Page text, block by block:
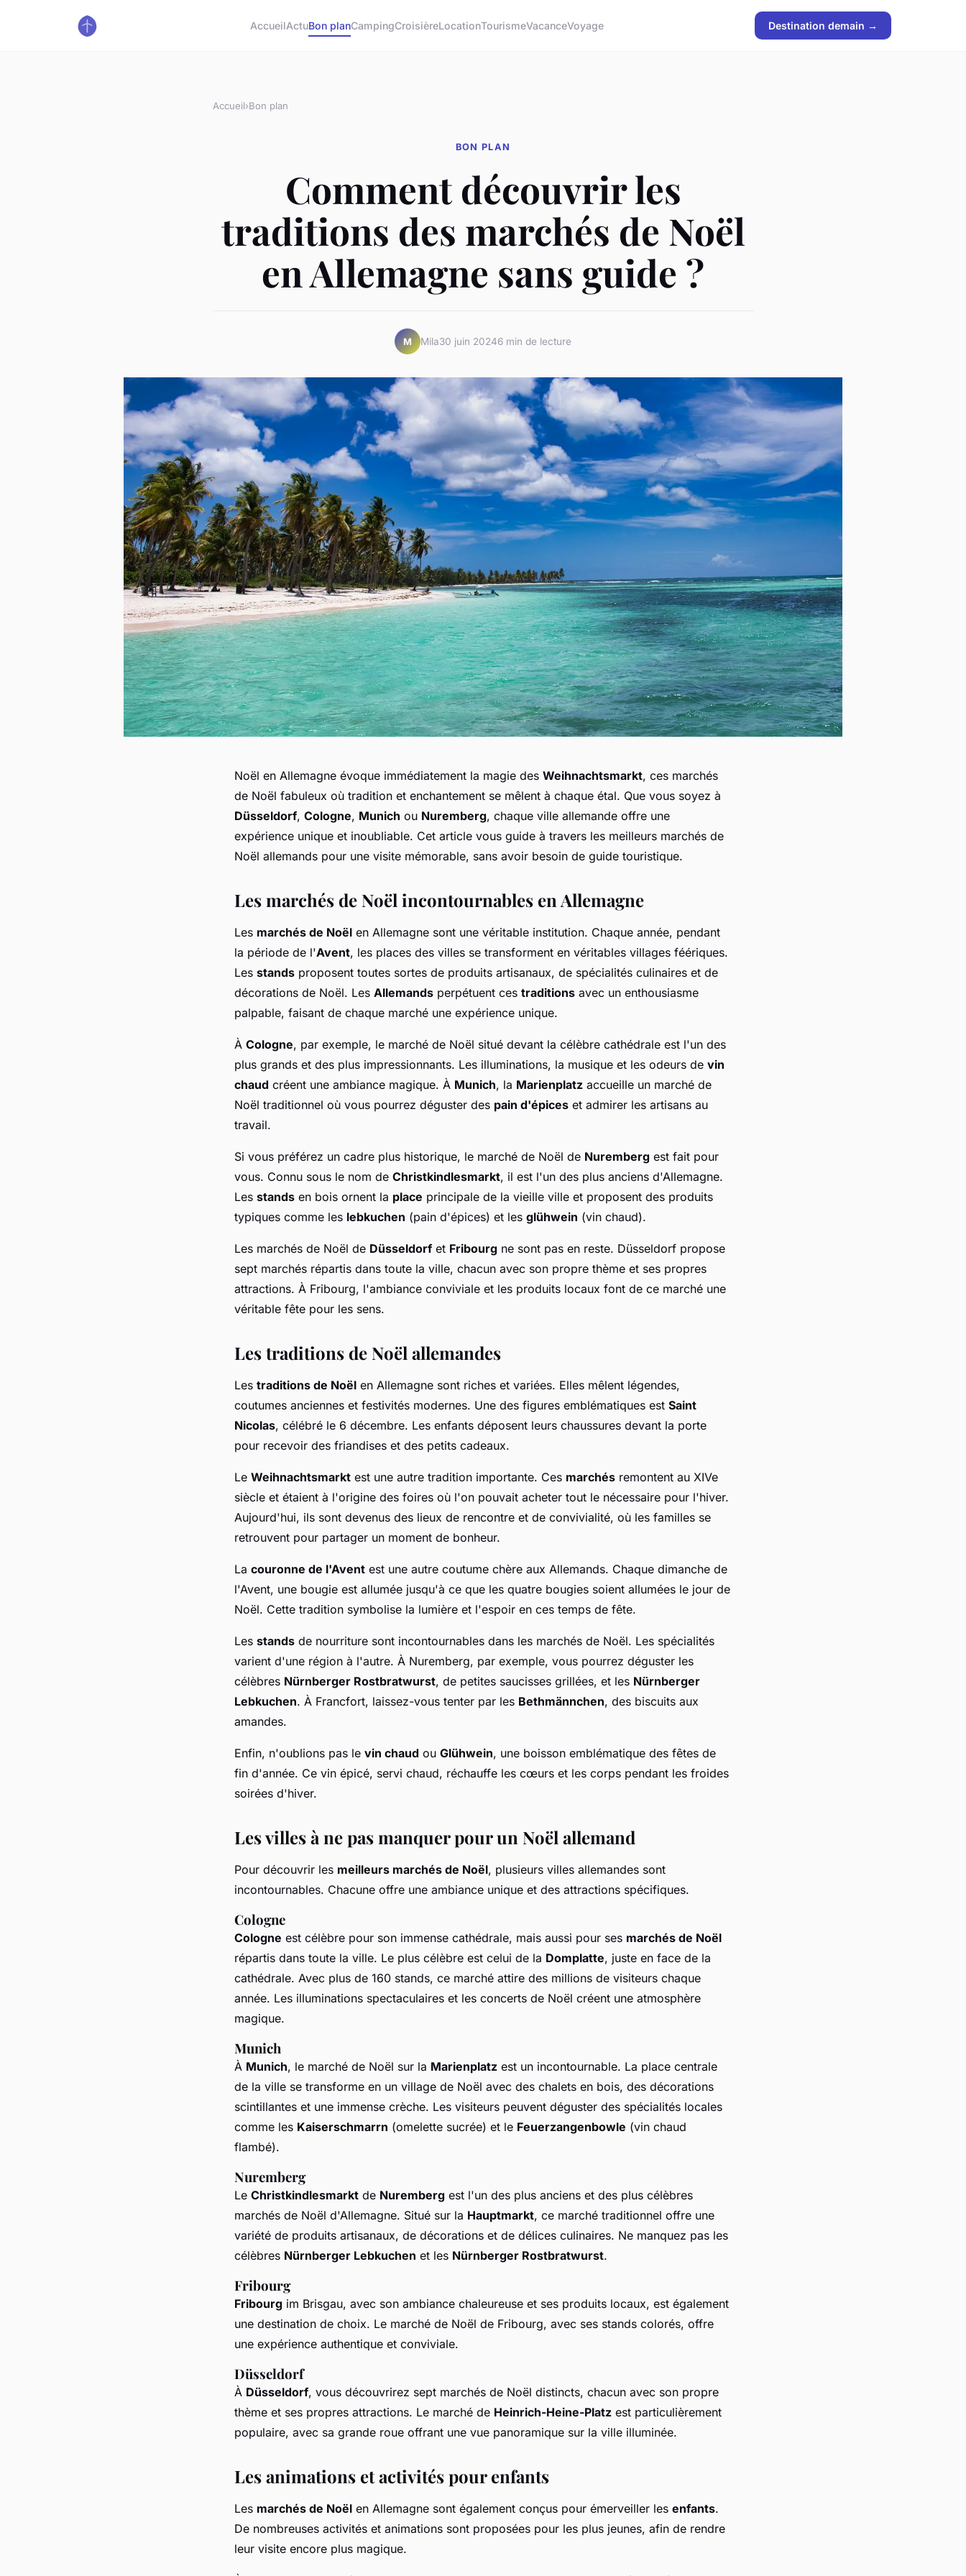
AccueilActuBon planCampingCroisièreLocationTourismeVacanceVoyage Destination demain →
Accueil›Bon plan
BON PLAN
Comment découvrir les
traditions des marchés de Noël
en Allemagne sans guide ?
M Mila30 juin 20246 min de lecture
Noël en Allemagne évoque immédiatement la magie des Weihnachtsmarkt, ces marchés
de Noël fabuleux où tradition et enchantement se mêlent à chaque étal. Que vous soyez à
Düsseldorf, Cologne, Munich ou Nuremberg, chaque ville allemande offre une
expérience unique et inoubliable. Cet article vous guide à travers les meilleurs marchés de
Noël allemands pour une visite mémorable, sans avoir besoin de guide touristique.
Les marchés de Noël incontournables en Allemagne
Les marchés de Noël en Allemagne sont une véritable institution. Chaque année, pendant
la période de l'Avent, les places des villes se transforment en véritables villages féériques.
Les stands proposent toutes sortes de produits artisanaux, de spécialités culinaires et de
décorations de Noël. Les Allemands perpétuent ces traditions avec un enthousiasme
palpable, faisant de chaque marché une expérience unique.
À Cologne, par exemple, le marché de Noël situé devant la célèbre cathédrale est l'un des
plus grands et des plus impressionnants. Les illuminations, la musique et les odeurs de vin
chaud créent une ambiance magique. À Munich, la Marienplatz accueille un marché de
Noël traditionnel où vous pourrez déguster des pain d'épices et admirer les artisans au
travail.
Si vous préférez un cadre plus historique, le marché de Noël de Nuremberg est fait pour
vous. Connu sous le nom de Christkindlesmarkt, il est l'un des plus anciens d'Allemagne.
Les stands en bois ornent la place principale de la vieille ville et proposent des produits
typiques comme les lebkuchen (pain d'épices) et les glühwein (vin chaud).
Les marchés de Noël de Düsseldorfet Fribourg ne sont pas en reste. Düsseldorf propose
sept marchés répartis dans toute la ville, chacun avec son propre thème et ses propres
attractions. À Fribourg, l'ambiance conviviale et les produits locaux font de ce marché une
véritable fête pour les sens.
Les traditions de Noël allemandes
Les traditions de Noël en Allemagne sont riches et variées. Elles mêlent légendes,
coutumes anciennes et festivités modernes. Une des figures emblématiques est Saint
Nicolas, célébré le 6 décembre. Les enfants déposent leurs chaussures devant la porte
pour recevoir des friandises et des petits cadeaux.
Le Weihnachtsmarkt est une autre tradition importante. Ces marchés remontent au XIVe
siècle et étaient à l'origine des foires où l'on pouvait acheter tout le nécessaire pour l'hiver.
Aujourd'hui, ils sont devenus des lieux de rencontre et de convivialité, où les familles se
retrouvent pour partager un moment de bonheur.
La couronne de l'Avent est une autre coutume chère aux Allemands. Chaque dimanche de
l'Avent, une bougie est allumée jusqu'à ce que les quatre bougies soient allumées le jour de
Noël. Cette tradition symbolise la lumière et l'espoir en ces temps de fête.
Les stands de nourriture sont incontournables dans les marchés de Noël. Les spécialités
varient d'une région à l'autre. À Nuremberg, par exemple, vous pourrez déguster les
célèbres Nürnberger Rostbratwurst, de petites saucisses grillées, et les Nürnberger
Lebkuchen. À Francfort, laissez-vous tenter par les Bethmännchen, des biscuits aux
amandes.
Enfin, n'oublions pas le vin chaud ou Glühwein, une boisson emblématique des fêtes de
fin d'année. Ce vin épicé, servi chaud, réchauffe les cœurs et les corps pendant les froides
soirées d'hiver.
Les villes à ne pas manquer pour un Noël allemand
Pour découvrir les meilleurs marchés de Noël, plusieurs villes allemandes sont
incontournables. Chacune offre une ambiance unique et des attractions spécifiques.
Cologne
Cologne est célèbre pour son immense cathédrale, mais aussi pour ses marchés de Noël
répartis dans toute la ville. Le plus célèbre est celui de la Domplatte, juste en face de la
cathédrale. Avec plus de 160 stands, ce marché attire des millions de visiteurs chaque
année. Les illuminations spectaculaires et les concerts de Noël créent une atmosphère
magique.
Munich
À Munich, le marché de Noël sur la Marienplatz est un incontournable. La place centrale
de la ville se transforme en un village de Noël avec des chalets en bois, des décorations
scintillantes et une immense crèche. Les visiteurs peuvent déguster des spécialités locales
comme les Kaiserschmarrn (omelette sucrée) et le Feuerzangenbowle (vin chaud
flambé).
Nuremberg
Le Christkindlesmarkt de Nuremberg est l'un des plus anciens et des plus célèbres
marchés de Noël d'Allemagne. Situé sur la Hauptmarkt, ce marché traditionnel offre une
variété de produits artisanaux, de décorations et de délices culinaires. Ne manquez pas les
célèbres Nürnberger Lebkuchen et les Nürnberger Rostbratwurst.
Fribourg
Fribourg im Brisgau, avec son ambiance chaleureuse et ses produits locaux, est également
une destination de choix. Le marché de Noël de Fribourg, avec ses stands colorés, offre
une expérience authentique et conviviale.
Düsseldorf
À Düsseldorf, vous découvrirez sept marchés de Noël distincts, chacun avec son propre
thème et ses propres attractions. Le marché de Heinrich-Heine-Platz est particulièrement
populaire, avec sa grande roue offrant une vue panoramique sur la ville illuminée.
Les animations et activités pour enfants
Les marchés de Noël en Allemagne sont également conçus pour émerveiller les enfants.
De nombreuses activités et animations sont proposées pour les plus jeunes, afin de rendre
leur visite encore plus magique.